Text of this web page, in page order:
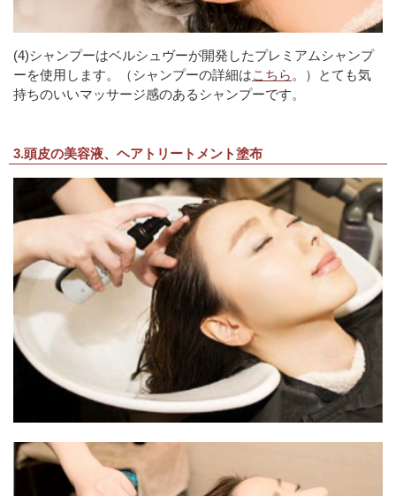
(4)シャンプーはベルシュヴーが開発したプレミアムシャンプ
ーを使用します。（シャンプーの詳細はこちら 。）とても気
持ちのいいマッサージ感のあるシャンプーです。
3.頭皮の美容液、ヘアトリートメント塗布